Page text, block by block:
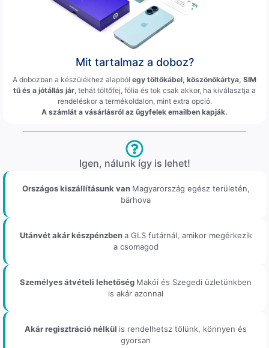
Mit tartalmaz a doboz?
A dobozban a készülékhez alapból egy töltőkábel, köszönőkártya, SIM
tű és a jótállás jár , tehát töltőfej, fólia és tok csak akkor, ha kiválasztja a
rendeléskor a termékoldalon, mint extra opció.
A számlát a vásárlásról az ügyfelek emailben kapják.
Igen, nálunk így is lehet!
Országos kiszállításunk van Magyarország egész területén,
bárhova
Utánvét akár készpénzbena GLS futárnál, amikor megérkezik
a csomagod
Személyes átvételi lehetőség Makói és Szegedi üzletünkben
is akár azonnal
Akár regisztráció nélkül is rendelhetsz tőlünk, könnyen és
gyorsan